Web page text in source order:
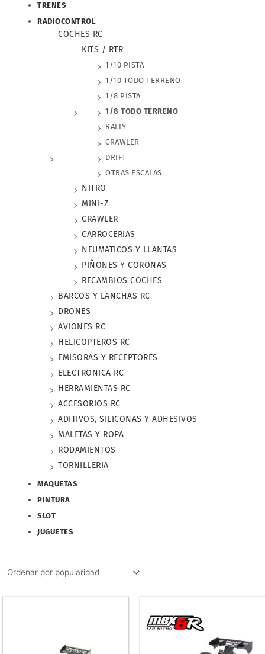
TRENES
RADIOCONTROL
COCHES RC
KITS / RTR
1/10 PISTA
1/10 TODO TERRENO
1/8 PISTA
1/8 TODO TERRENO
RALLY
CRAWLER
DRIFT
OTRAS ESCALAS
NITRO
MINI-Z
CRAWLER
CARROCERIAS
NEUMATICOS Y LLANTAS
PIÑONES Y CORONAS
RECAMBIOS COCHES
BARCOS Y LANCHAS RC
DRONES
AVIONES RC
HELICOPTEROS RC
EMISORAS Y RECEPTORES
ELECTRONICA RC
HERRAMIENTAS RC
ACCESORIOS RC
ADITIVOS, SILICONAS Y ADHESIVOS
MALETAS Y ROPA
RODAMIENTOS
TORNILLERIA
MAQUETAS
PINTURA
SLOT
JUGUETES